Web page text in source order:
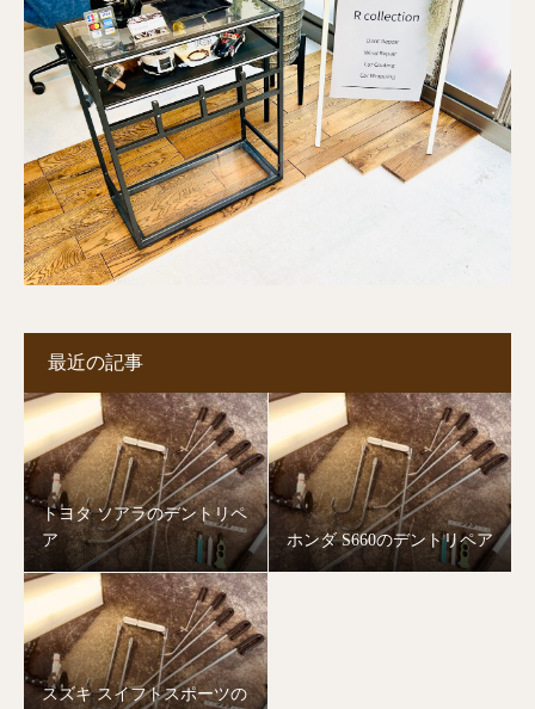
最近の記事
トヨタ ソアラのデントリペ
ア
ホンダ S660のデントリペア
スズキ スイフトスポーツの